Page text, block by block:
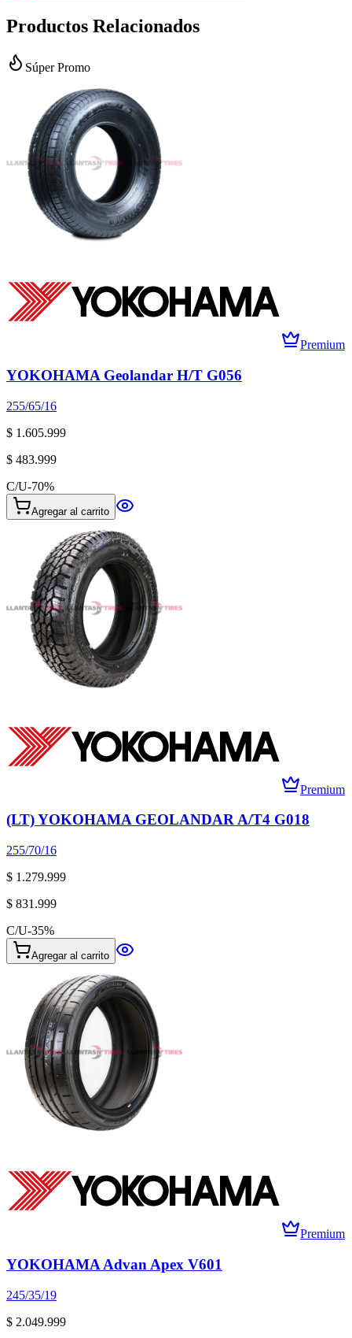
Productos Relacionados
Súper Promo
Premium
YOKOHAMA Geolandar H/T G056
255/65/16
$ 1.605.999
$ 483.999
C/U-70%
Agregar al carrito
Premium
(LT) YOKOHAMA GEOLANDAR A/T4 G018
255/70/16
$ 1.279.999
$ 831.999
C/U-35%
Agregar al carrito
Premium
YOKOHAMA Advan Apex V601
245/35/19
$ 2.049.999